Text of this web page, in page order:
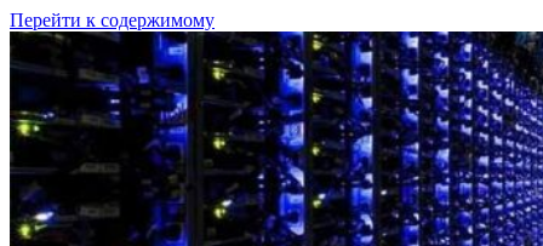
Перейти к содержимому